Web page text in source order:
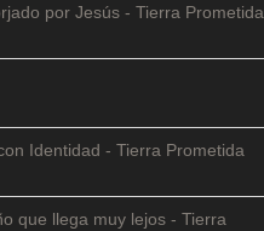
por Jesús - Tierra Prometida
Identidad - Tierra Prometida
que llega muy lejos - Tierra